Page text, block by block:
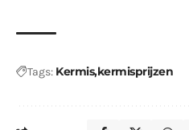
Tags: Kermiskermisprijzen